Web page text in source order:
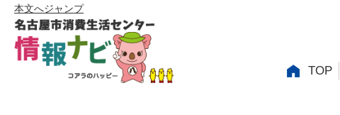
本文へジャンプ
TOP